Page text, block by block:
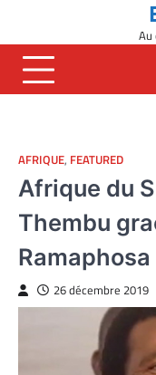
content
AFRIQUE, FEATURED
Afrique du
Thembu
Ramaphosa
26 décembre 2019